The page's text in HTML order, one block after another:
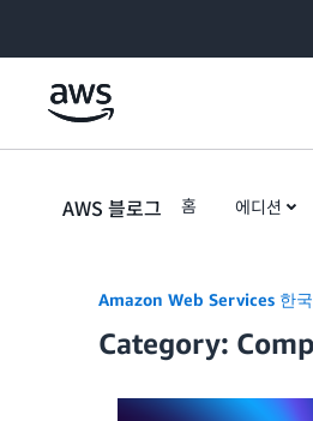
AWS 블로그 홈 에디션
Amazon Web Services 한
Category: